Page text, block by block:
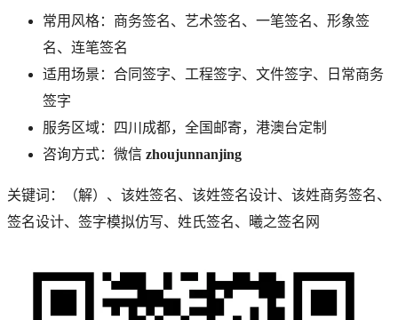
常用风格：商务签名、艺术签名、一笔签名、形象签
名、连笔签名
适用场景：合同签字、工程签字、文件签字、日常商务
签字
服务区域：四川成都，全国邮寄，港澳台定制
咨询方式：微信 zhoujunnanjing
关键词： （解） 、 该姓签名、 该姓签名设计、 该姓商务签名、
签名设计、签字模拟仿写、姓氏签名、曦之签名网